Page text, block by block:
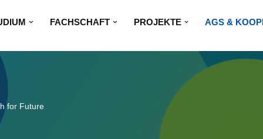
FACHSCHAFT PROJEKTE AGS &
for Future